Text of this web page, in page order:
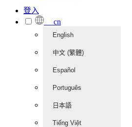
登入
cn
English
中文 (繁體)
Español
Português
日本語
Tiếng Việt